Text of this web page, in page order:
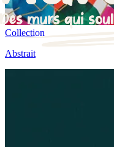
Collection
Abstrait